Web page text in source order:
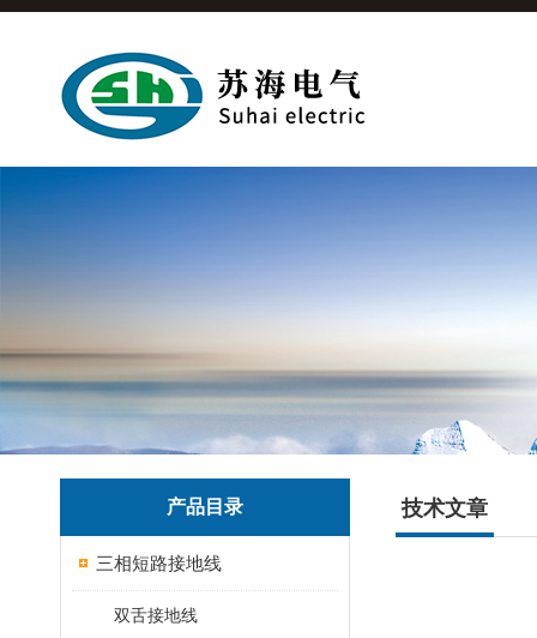
产品目录
三相短路接地线
双舌接地线
技术文章